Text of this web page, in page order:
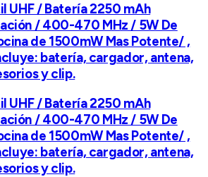
UHF / Batería 2250 mAh
/ 400-470 MHz / 5W De
de 1500mW Mas Potente/ ,
batería, cargador, antena,
y clip.
UHF / Batería 2250 mAh
/ 400-470 MHz / 5W De
de 1500mW Mas Potente/ ,
batería, cargador, antena,
y clip.